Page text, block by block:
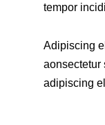
tempor
Adipiscing
aonsectetur
adipiscing